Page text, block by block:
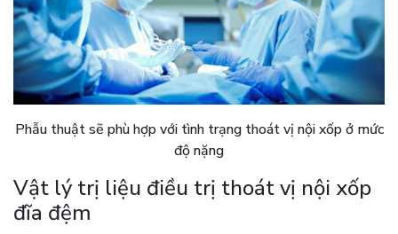
Phẫu thuật sẽ phù hợp với tình trạng thoát vị nội xốp ở mức
độ nặng
Vật lý trị liệu điều trị thoát vị nội xốp
đĩa đệm